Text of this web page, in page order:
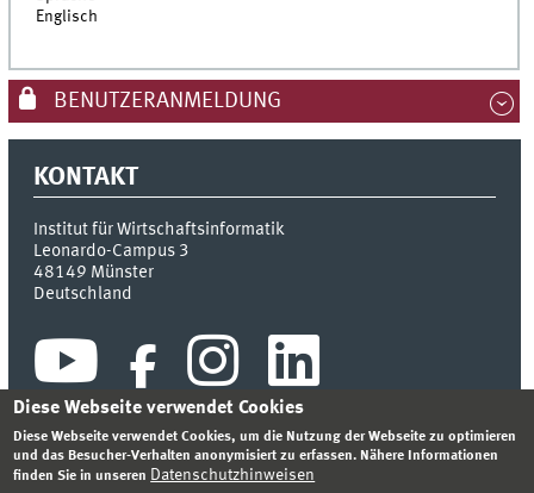
Englisch
BENUTZERANMELDUNG
KONTAKT
Institut für Wirtschaftsinformatik
Leonardo-Campus 3
48149 Münster
Deutschland
Diese Webseite verwendet Cookies
Diese Webseite verwendet Cookies, um die Nutzung der Webseite zu optimieren
und das Besucher-Verhalten anonymisiert zu erfassen. Nähere Informationen
finden Sie in unseren Datenschutzhinweisen